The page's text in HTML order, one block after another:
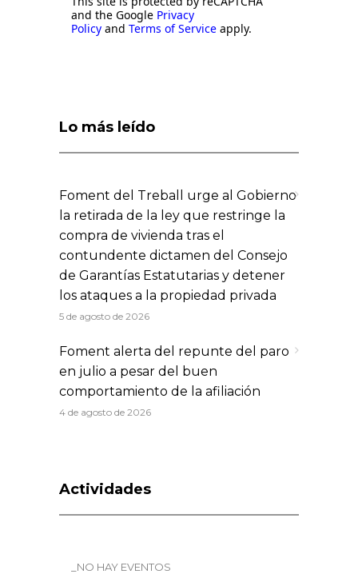
and the Google Privacy
Policy and Terms of Service apply.
Lo más leído
Foment del Treball urge al Gobierno
la retirada de la ley que restringe la
compra de vivienda tras el
contundente dictamen del Consejo
de Garantías Estatutarias y detener
los ataques a la propiedad privada
5 de agosto de 2026
Foment alerta del repunte del paro
en julio a pesar del buen
comportamiento de la afiliación
4 de agosto de 2026
Actividades
_NO HAY EVENTOS